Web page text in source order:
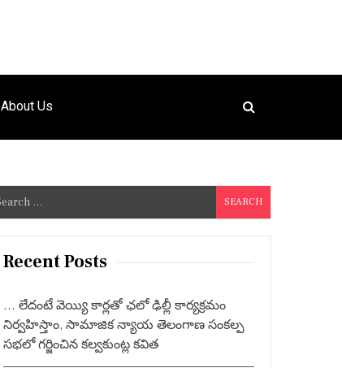
About Us
Recent Posts
… లేదంటే వెయ్యి కార్లతో ఛలో ఢిల్లీ కార్యక్రమం
నిర్వహిస్తాం, సామాజిక న్యాయ తెలంగాణ సంకల్ప
సభలో గర్జించిన కల్వకుంట్ల కవిత